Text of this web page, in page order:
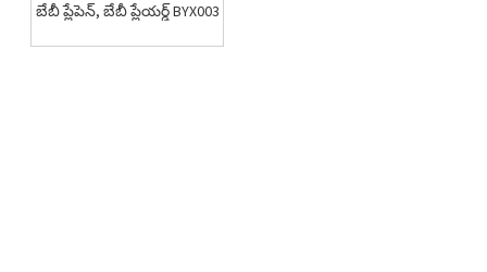
బేబీ ప్లేపెన్, బేబీ ప్లేయర్డ్ BYX003